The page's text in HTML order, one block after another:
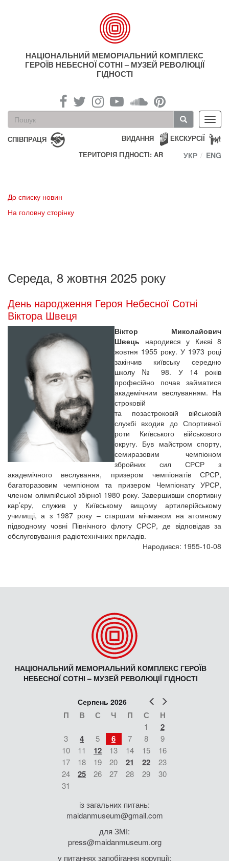
НАЦІОНАЛЬНИЙ МЕМОРІАЛЬНИЙ КОМПЛЕКС
ГЕРОЇВ НЕБЕСНОЇ СОТНІ – МУЗЕЙ РЕВОЛЮЦІЇ
ГІДНОСТІ
Пошукова
форма
Пошук
СПІВПРАЦЯ ЕКСКУРСІЇ
ВИДАННЯ
ТЕРИТОРІЯ ГІДНОСТІ: AR
УКР ENG
До списку новин
На головну сторінку
Середа, 8 жовтня 2025 року
День народження Героя Небесної Сотні
Віктора Швеця
Віктор Миколайович
Швець народився у Києві 8
жовтня 1955 року. У 1973 році
закінчив київську середню
школу № 98. У 14 років
професійно почав займатися
академічним веслуванням. На
строковій
та позастроковій військовій
службі входив до Спортивної
роти Київського військового
округу. Був майстром спорту,
семиразовим чемпіоном
збройних сил СРСР з
академічного веслування, призером чемпіонатів СРСР,
багаторазовим чемпіоном та призером Чемпіонату УРСР,
членом олімпійської збірної 1980 року. Завершивши спортивну
кар’єру, служив у Київському вищому артилерійському
училищі, а з 1987 року – старшим мічманом на атомному
підводному човні Північного флоту СРСР, де відповідав за
обслуговування радіотехнічних приладів.
Народився: 1955-10-08
НАЦІОНАЛЬНИЙ МЕМОРІАЛЬНИЙ КОМПЛЕКС ГЕРОЇВ
НЕБЕСНОЇ СОТНІ – МУЗЕЙ РЕВОЛЮЦІЇ ГІДНОСТІ
Попер
Серпень 2026
П В С Ч П С Н
1 2
3 4 5 6 7 8
9
10
11 12 13 14 15
16
17
18 19 20 21 22
23
24
25 26 27 28 29
30
31
із загальних питань:
maidanmuseum@gmail.com
для ЗМІ:
press@maidanmuseum.org
у питаннях запобігання корупції: